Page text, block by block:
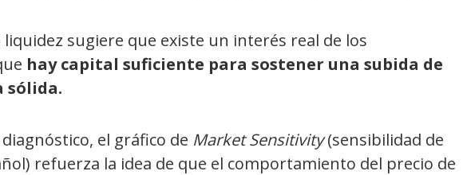
sugiere que existe un interés real de los
hay capital suficiente para sostener una subida de
sólida.
el gráfico de Market Sensitivity(sensibilidad de
refuerza la idea de que el comportamiento del precio de